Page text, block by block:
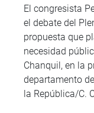
El congresista
el debate del
propuesta que
necesidad
Chanquil, en la
departamento
la República/C.